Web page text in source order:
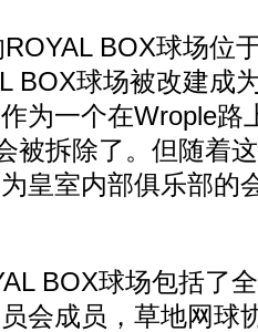
BOX球场位
BOX球场被改建成
为一个在Wrople路
被拆除了。但随着
皇室内部俱乐部的
BOX球场包括了全
会成员，草地网球